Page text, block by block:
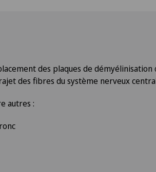
des plaques de démyélinisation
des fibres du système nerveux
autres :